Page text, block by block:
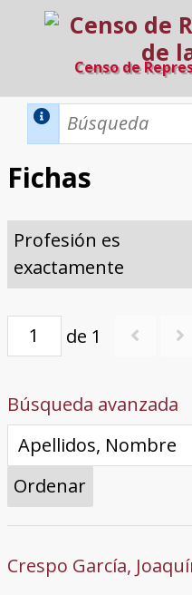
Censo de
Inicio
Directorio A-Z
Provincias de
Profesión
Cárceles
Condenados
Condenados
dinámica)
Ejecutados
El proyecto
Razones y
El equipo
Fuentes
Fichas
Profesión es
exactamente
de 1
Búsqueda avanzada
Ordenar
Crespo García,